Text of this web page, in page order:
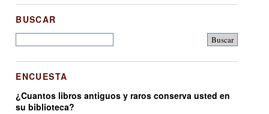
BUSCAR
ENCUESTA
¿Cuantos libros antiguos y raros conserva usted en
su biblioteca?